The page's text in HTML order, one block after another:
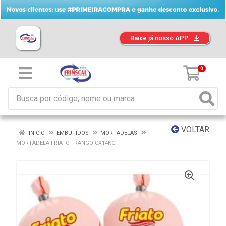
Baixe já nosso APP
0
VOLTAR
INÍCIO EMBUTIDOS
MORTADELAS
MORTADELA FRIATO FRANGO CX14KG